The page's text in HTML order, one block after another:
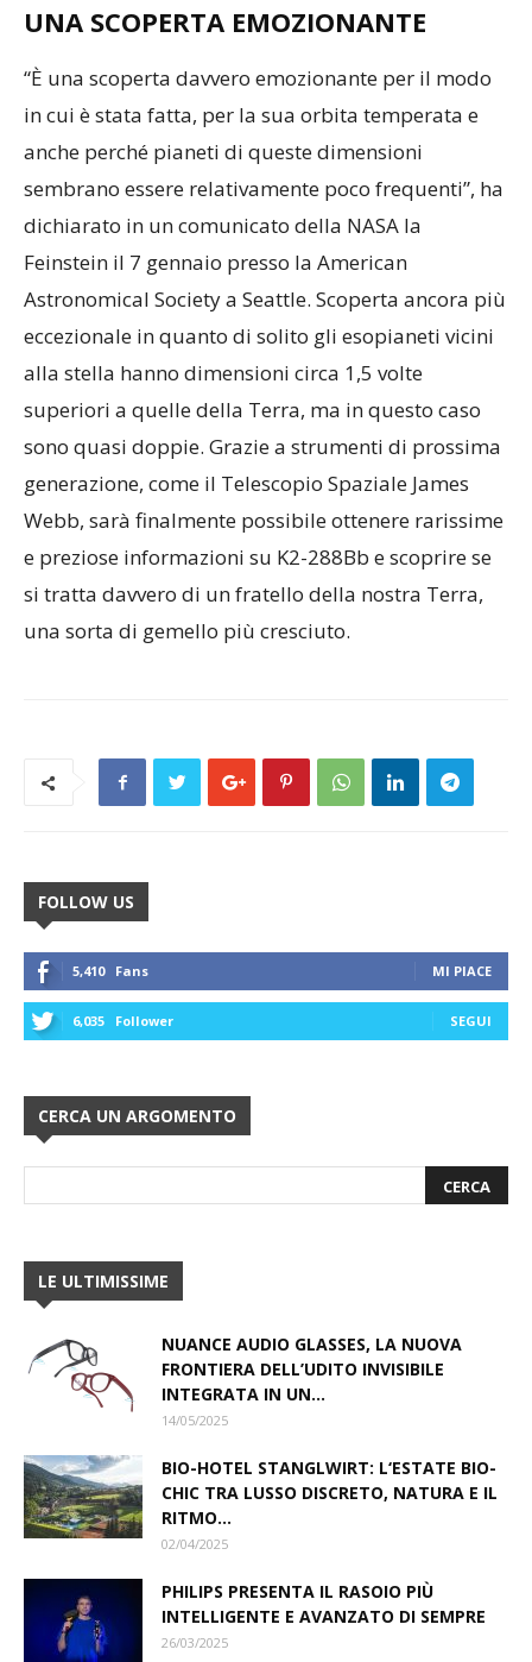
UNA SCOPERTA EMOZIONANTE
“È una scoperta davvero emozionante per il modo
in cui è stata fatta, per la sua orbita temperata e
anche perché pianeti di queste dimensioni
sembrano essere relativamente poco frequenti”, ha
dichiarato in un comunicato della NASA la
Feinstein il 7 gennaio presso la American
Astronomical Society a Seattle. Scoperta ancora più
eccezionale in quanto di solito gli esopianeti vicini
alla stella hanno dimensioni circa 1,5 volte
superiori a quelle della Terra, ma in questo caso
sono quasi doppie. Grazie a strumenti di prossima
generazione, come il Telescopio Spaziale James
Webb, sarà finalmente possibile ottenere rarissime
e preziose informazioni su K2-288Bb e scoprire se
si tratta davvero di un fratello della nostra Terra,
una sorta di gemello più cresciuto.
FOLLOW US
5,410 Fans MI PIACE
6,035 Follower SEGUI
CERCA UN ARGOMENTO
LE ULTIMISSIME
NUANCE AUDIO GLASSES, LA NUOVA
FRONTIERA DELL’UDITO INVISIBILE
INTEGRATA IN UN...
14/05/2025
BIO-HOTEL STANGLWIRT: L‘ESTATE BIO-
CHIC TRA LUSSO DISCRETO, NATURA E IL
RITMO...
02/04/2025
PHILIPS PRESENTA IL RASOIO PIÙ
INTELLIGENTE E AVANZATO DI SEMPRE
26/03/2025